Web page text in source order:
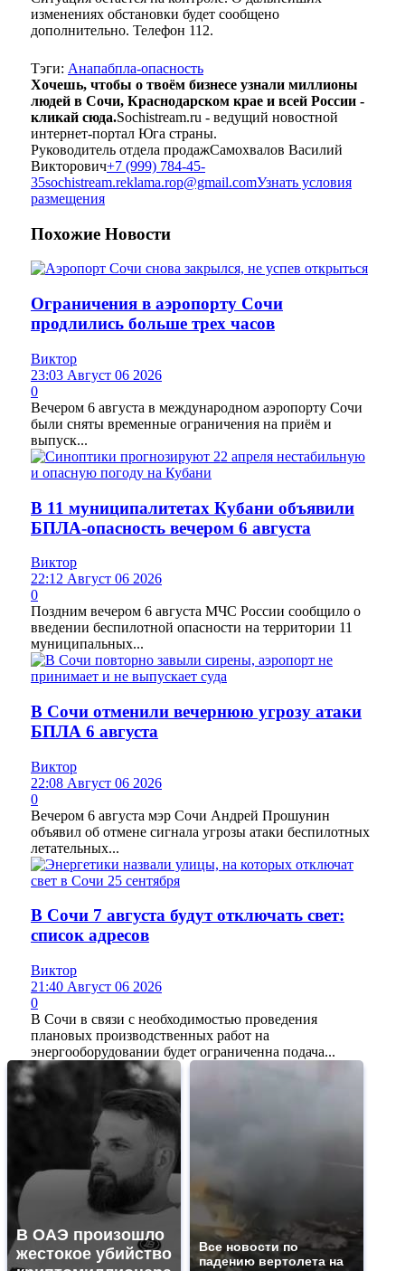
изменениях обстановки будет сообщено
дополнительно. Телефон 112.
Тэги: Анапабпла-опасность
Хочешь, чтобы о твоём бизнесе узнали миллионы
людей в Сочи, Краснодарском крае и всей России -
кликай сюда.Sochistream.ru - ведущий новостной
интернет-портал Юга страны.
Руководитель отдела продажСамохвалов Василий
Викторович+7 (999) 784-45-
35sochistream.reklama.rop@gmail.comУзнать условия
размещения
Похожие Новости
Ограничения в аэропорту Сочи
продлились больше трех часов
Виктор
23:03 Август 06 2026
0
Вечером 6 августа в международном аэропорту Сочи
были сняты временные ограничения на приём и
выпуск...
В 11 муниципалитетах Кубани объявили
БПЛА-опасность вечером 6 августа
Виктор
22:12 Август 06 2026
0
Поздним вечером 6 августа МЧС России сообщило о
введении беспилотной опасности на территории 11
муниципальных...
В Сочи отменили вечернюю угрозу атаки
БПЛА 6 августа
Виктор
22:08 Август 06 2026
0
Вечером 6 августа мэр Сочи Андрей Прошунин
объявил об отмене сигнала угрозы атаки беспилотных
летательных...
В Сочи 7 августа будут отключать свет:
список адресов
Виктор
21:40 Август 06 2026
0
В Сочи в связи с необходимостью проведения
плановых производственных работ на
энергооборудовании будет ограниченна подача...
В ОАЭ произошло
жестокое убийство
Все новости по
падению вертолета на